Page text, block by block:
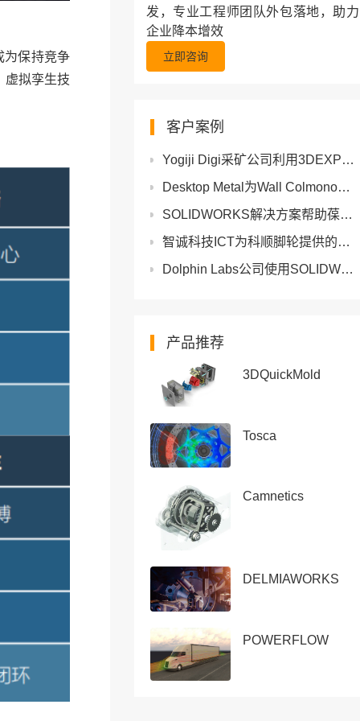
为保持竞争
虚拟孪生技
发，专业工程师团队外包落地，助力
企业降本增效
立即咨询
客户案例
Yogiji Digi采矿公司利用3DEXPERIENCE Works节省能源并促进创新
Desktop Metal为Wall Colmonoy快速改进现有工具设计_金属3D打印解决
SOLIDWORKS解决方案帮助葆德科技实现二维到三维设计的转变
智诚科技ICT为科顺脚轮提供的SOLIDWORKS解决方案
Dolphin Labs公司使用SOLIDWORKS将海洋波浪能转化为电能
产品推荐
3DQuickMold
Tosca
Camnetics
DELMIAWORKS
POWERFLOW